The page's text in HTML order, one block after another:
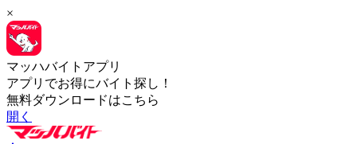
×
マッハバイトアプリ
アプリでお得にバイト探し！
無料ダウンロードはこちら
開く